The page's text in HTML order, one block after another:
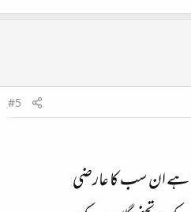
#5
ہے ان سب کا عارضی